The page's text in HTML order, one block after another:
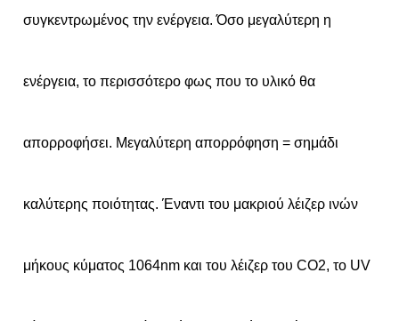
συγκεντρωμένος την ενέργεια. Όσο μεγαλύτερη η
ενέργεια, το περισσότερο φως που το υλικό θα
απορροφήσει. Μεγαλύτερη απορρόφηση = σημάδι
καλύτερης ποιότητας. Έναντι του μακριού λέιζερ ινών
μήκους κύματος 1064nm και του λέιζερ του CO2, το UV